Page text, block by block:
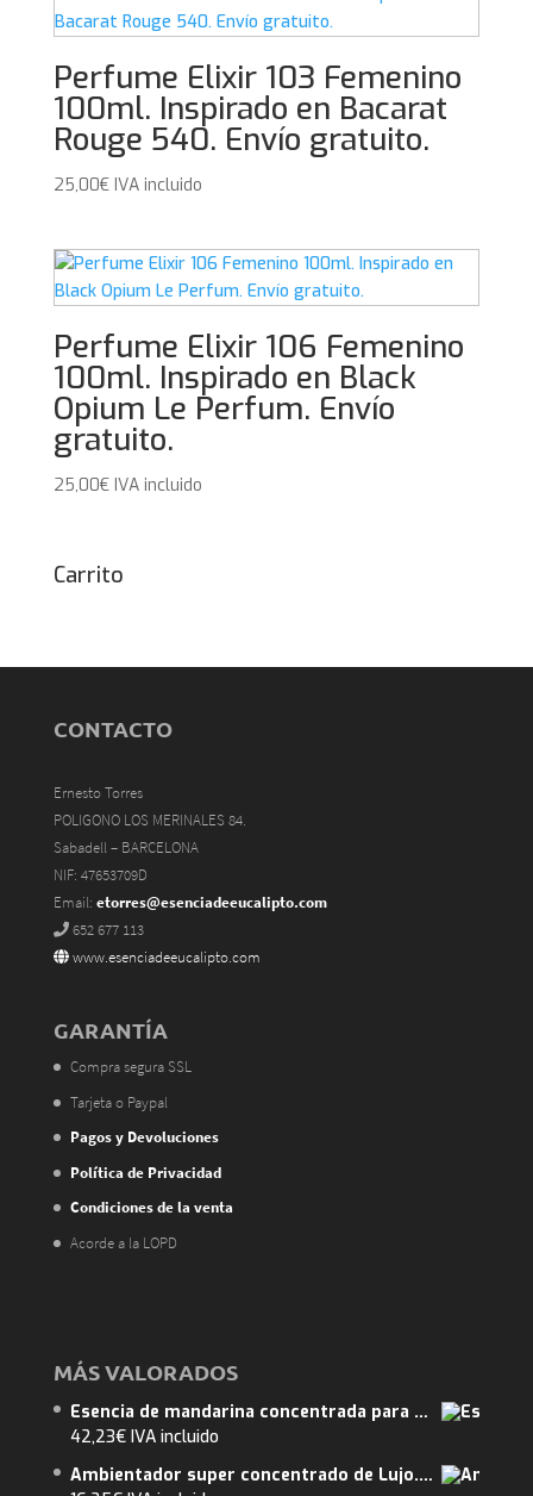
Perfume Elixir 103 Femenino
100ml. Inspirado en Bacarat
Rouge 540. Envío gratuito.
25,00€ IVA incluido
Perfume Elixir 106 Femenino
100ml. Inspirado en Black
Opium Le Perfum. Envío
gratuito.
25,00€ IVA incluido
Carrito
CONTACTO
Ernesto Torres
POLIGONO LOS MERINALES 84.
Sabadell – BARCELONA
NIF: 47653709D
Email: etorres@esenciadeeucalipto.com
652 677 113
www.esenciadeeucalipto.com
GARANTÍA
Compra segura SSL
Tarjeta o Paypal
Pagos y Devoluciones
Política de Privacidad
Condiciones de la venta
Acorde a la LOPD
MÁS VALORADOS
Esencia de mandarina concentrada para saunas de vapor 5L. ENVIO GRATUITO
42,23€ IVA incluido
Ambientador super concentrado de Lujo. Coto de Sucre. ENVIO GRATUITO.